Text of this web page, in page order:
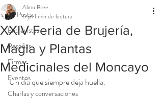
All Posts
Entrevistas
Reseñas
Firmas
Eventos
Charlas y conversaciones
XXIV Feria de Brujería,
Magia y Plantas
Medicinales del Moncayo
Almu Bree
6 jul1 min de lectura
Un día que siempre deja huella.